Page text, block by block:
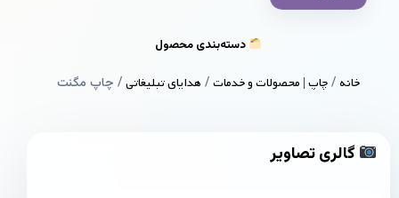
دسته‌بندی محصول
خانه/چاپ | محصولات و خدمات/ هدایای تبلیغاتی/ چاپ مگنت
گالری تصاویر